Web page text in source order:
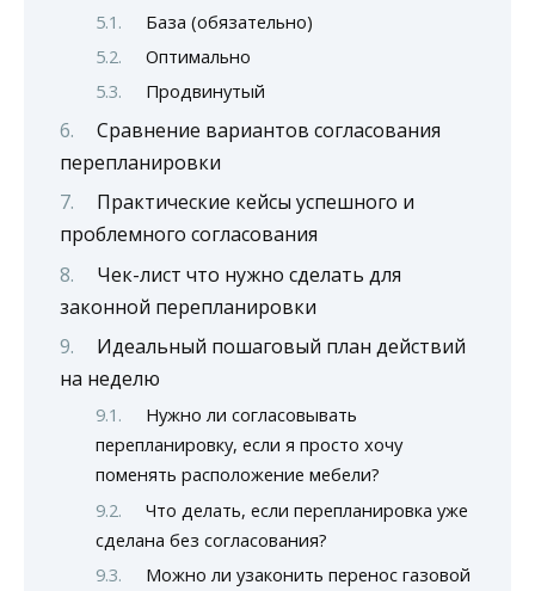
База (обязательно)
Оптимально
Продвинутый
Сравнение вариантов согласования
перепланировки
Практические кейсы успешного и
проблемного согласования
Чек-лист что нужно сделать для
законной перепланировки
Идеальный пошаговый план действий
на неделю
Нужно ли согласовывать
перепланировку, если я просто хочу
поменять расположение мебели?
Что делать, если перепланировка уже
сделана без согласования?
Можно ли узаконить перенос газовой